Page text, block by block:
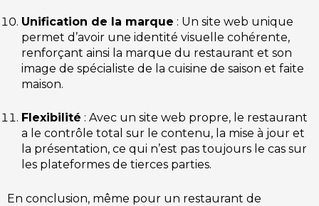
Unification de la marque : Un site web unique
permet d’avoir une identité visuelle cohérente,
renforçant ainsi la marque du restaurant et son
image de spécialiste de la cuisine de saison et faite
maison.
Flexibilité : Avec un site web propre, le restaurant
a le contrôle total sur le contenu, la mise à jour et
la présentation, ce qui n’est pas toujours le cas sur
les plateformes de tierces parties.
En conclusion, même pour un restaurant de